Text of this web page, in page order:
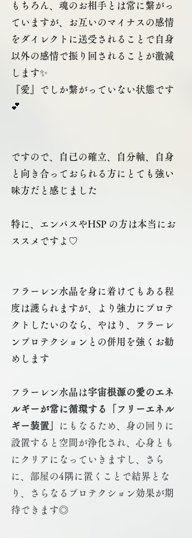
もちろん、魂のお相手とは常に繋がっ
ていますが、お互いのマイナスの感情
をダイレクトに送受されることで自身
以外の感情で振り回されることが激減
します✨
『愛』でしか繋がっていない状態です
💕
ですので、自己の確立、自分軸、自身
と向き合っておられる方にとても強い
味方だと感じました
特に、エンパスやHSP の方は本当にお
ススメですよ♡
フラーレン水晶を身に着けてもある程
度は護られますが、より強力にプロテ
クトしたいのなら、やはり、フラーレ
ンプロテクションとの併用を強くお勧
めします
フラーレン水晶は宇宙根源の愛のエネ
ルギーが常に循環する「フリーエネル
ギー装置」
にもなるため、身の回りに
設置すると空間が浄化され、心身とも
にクリアになっていきますし、さら
に、部屋の4隅に置くことで結界とな
り、さらなるプロテクション効果が期
待できます◎